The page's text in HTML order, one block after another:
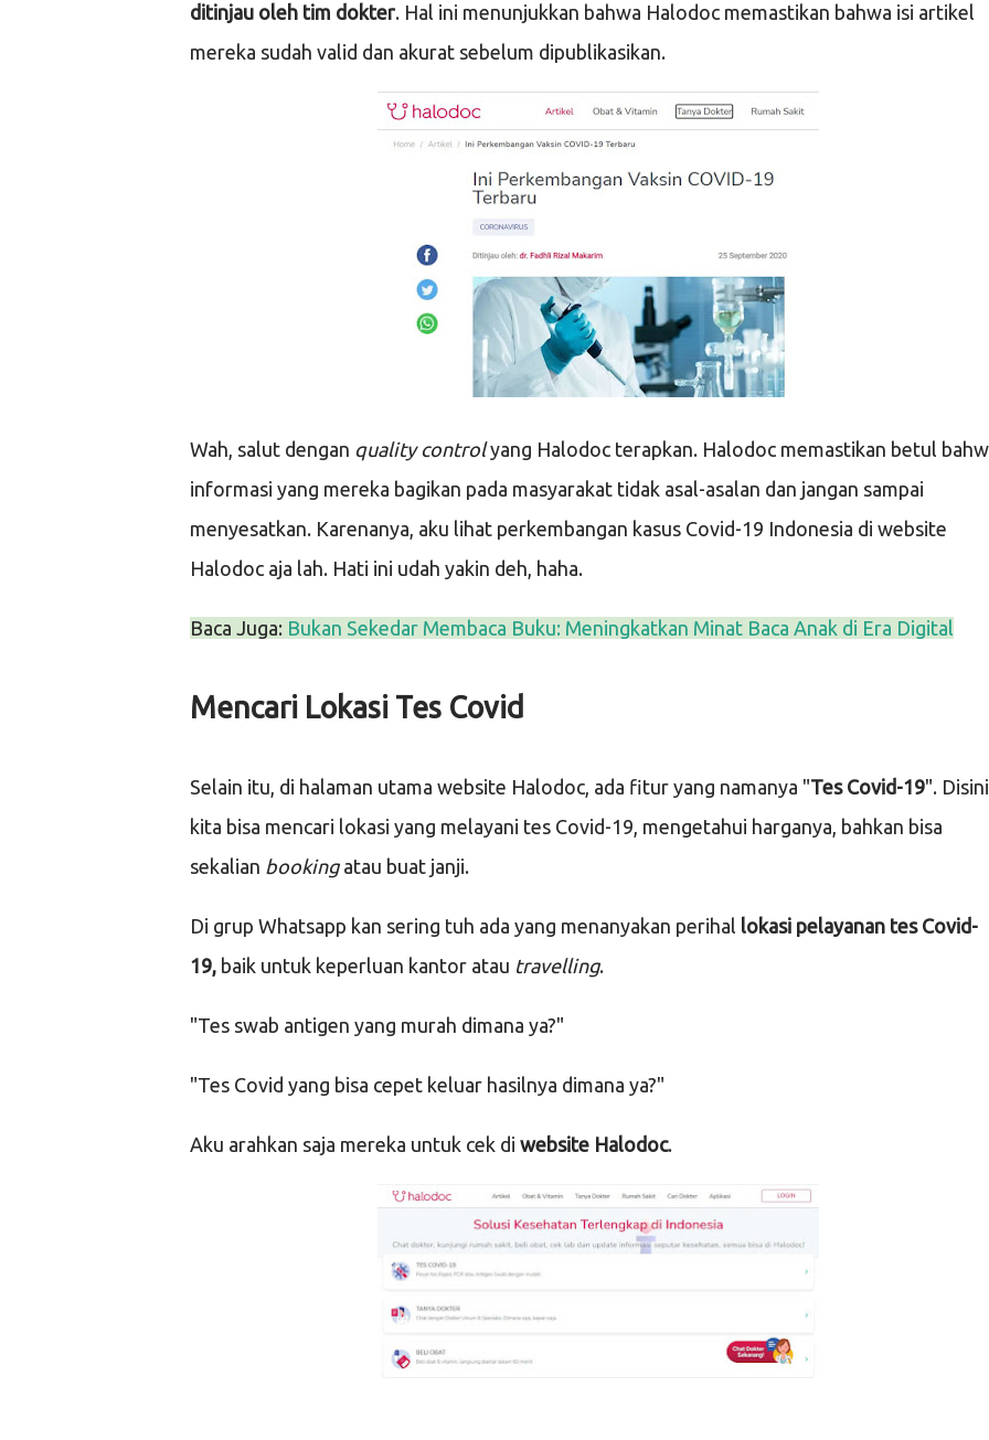
ditinjau oleh tim dokter. Hal ini menunjukkan bahwa Halodoc memastikan bahwa isi artikel
mereka sudah valid dan akurat sebelum dipublikasikan.
Wah, salut dengan quality controlyang Halodoc terapkan. Halodoc memastikan betul
informasi yang mereka bagikan pada masyarakat tidak asal-asalan dan jangan sampai
menyesatkan. Karenanya, aku lihat perkembangan kasus Covid-19 Indonesia di website
Halodoc aja lah. Hati ini udah yakin deh, haha.
Baca Juga: Bukan Sekedar Membaca Buku: Meningkatkan Minat Baca Anak di Era Digital
Mencari Lokasi Tes Covid
Selain itu, di halaman utama website Halodoc, ada fitur yang namanya "Tes Covid-19". Disini
kita bisa mencari lokasi yang melayani tes Covid-19, mengetahui harganya, bahkan bisa
sekalian bookingatau buat janji.
Di grup Whatsapp kan sering tuh ada yang menanyakan perihal lokasi pelayanan tes Covid-
19, baik untuk keperluan kantor atau travelling.
"Tes swab antigen yang murah dimana ya?"
"Tes Covid yang bisa cepet keluar hasilnya dimana ya?"
Aku arahkan saja mereka untuk cek di website Halodoc.